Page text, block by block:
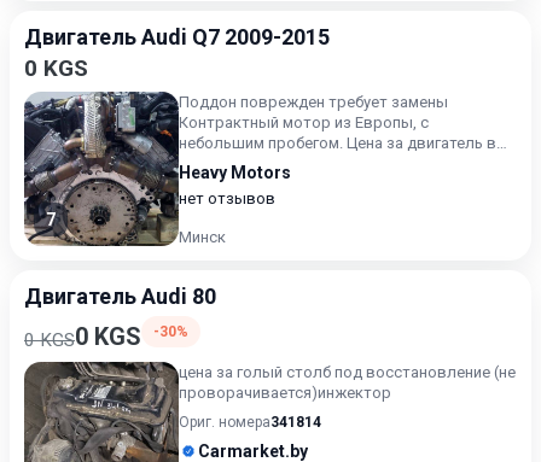
Двигатель Audi Q7 2009-2015
0 KGS
7
Поддон поврежден требует замены
Контрактный мотор из Европы, с
небольшим пробегом. Цена за двигатель в
сборе как на фото. Дополнительно по з...
Heavy Motors
нет отзывов
Минск
Двигатель Audi 80
0 KGS0 KGS -30%
цена за голый столб под восстановление (не
проворачивается)инжектор
Ориг. номера341814
Carmarket.by